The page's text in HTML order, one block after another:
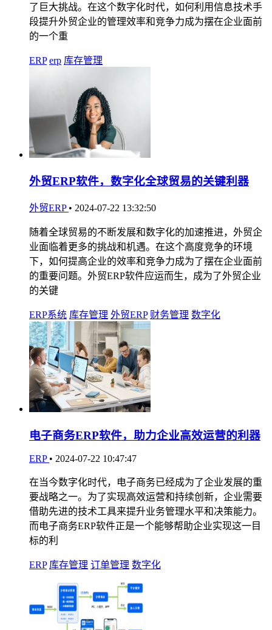
了巨大挑战。在这个数字化时代，如何利用信息技术手
段提升外贸企业的管理效率和竞争力成为摆在企业面前
的一个重
ERP erp 库存管理
外贸ERP软件，数字化全球贸易的关键利器
外贸ERP • 2024-07-22 13:32:50
随着全球贸易的不断发展和数字化的加速推进，外贸企
业面临着更多的挑战和机遇。在这个高度竞争的环境
下，如何提高企业的效率和竞争力成为了摆在企业面前
的重要问题。外贸ERP软件应运而生，成为了外贸企业
的关键
ERP系统 库存管理 外贸ERP 财务管理 数字化
电子商务ERP软件，助力企业高效运营的利器
ERP • 2024-07-22 10:47:47
在当今数字化时代，电子商务已经成为了企业发展的重
要战略之一。为了实现高效运营和持续创新，企业需要
借助先进的技术工具来提升业务管理水平和决策能力。
而电子商务ERP软件正是一个能够帮助企业实现这一目
标的利
ERP 库存管理 订单管理 数字化